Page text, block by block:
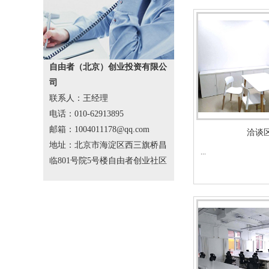
自由者（北京）创业投资有限公
司
联系人：王经理
电话：010-62913895
邮箱：1004011178@qq.com
地址：北京市海淀区西三旗桥昌
临801号院5号楼自由者创业社区
洽谈
...